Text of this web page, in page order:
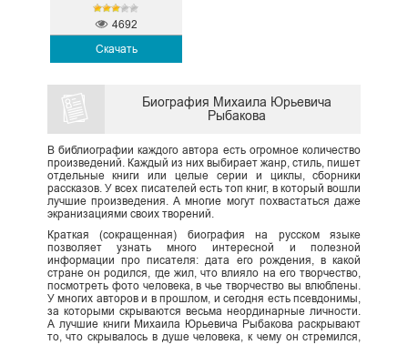
Скачать
4692
Биография Михаила Юрьевича
Рыбакова
В библиографии каждого автора есть огромное количество
произведений. Каждый из них выбирает жанр, стиль, пишет
отдельные книги или целые серии и циклы, сборники
рассказов. У всех писателей есть топ книг, в который вошли
лучшие произведения. А многие могут похвастаться даже
экранизациями своих творений.
Краткая (сокращенная) биография на русском языке
позволяет узнать много интересной и полезной
информации про писателя: дата его рождения, в какой
стране он родился, где жил, что влияло на его творчество,
посмотреть фото человека, в чье творчество вы влюблены.
У многих авторов и в прошлом, и сегодня есть псевдонимы,
за которыми скрываются весьма неординарные личности.
А лучшие книги Михаила Юрьевича Рыбакова раскрывают
то, что скрывалось в душе человека, к чему он стремился,